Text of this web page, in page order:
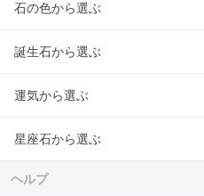
石の色から選ぶ
誕生石から選ぶ
運気から選ぶ
星座石から選ぶ
ヘルプ